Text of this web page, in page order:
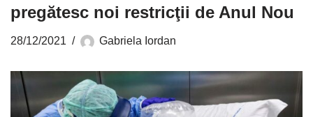
pregătesc noi restricţii de Anul Nou
28/12/2021 Gabriela Iordan